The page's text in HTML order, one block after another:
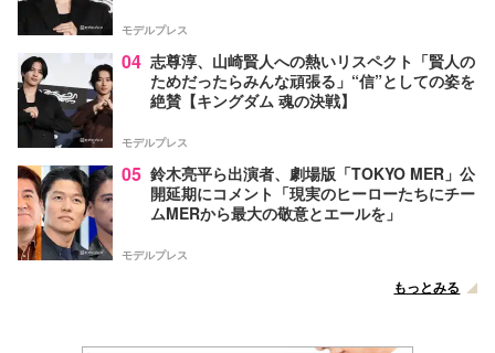
モデルプレス
04 志尊淳、山崎賢人への熱いリスペクト「賢人の
ためだったらみんな頑張る」“信”としての姿を
絶賛【キングダム 魂の決戦】
モデルプレス
05 鈴木亮平ら出演者、劇場版「TOKYO MER」公
開延期にコメント「現実のヒーローたちにチー
ムMERから最大の敬意とエールを」
モデルプレス
もっとみる